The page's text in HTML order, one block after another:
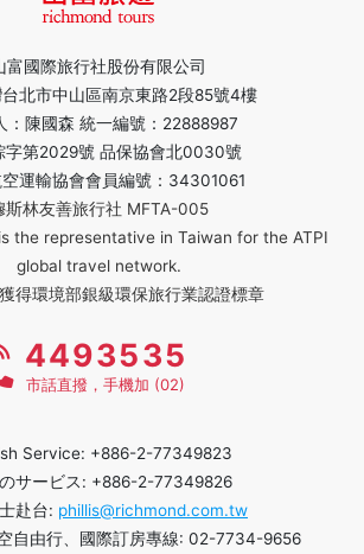
富國際旅行社股份有限公司
北市中山區南京東路2段85號4樓
：陳國森 統一編號：22888987
字第2029號 品保協會北0030號
空運輸協會會員編號：34301061
斯林友善旅行社 MFTA-005
the representative in Taiwan for the ATPI
global travel network.
得環境部銀級環保旅行業認證標章
4493535
市話直撥，手機加 (02)
Service: +886-2-77349823
サービス: +886-2-77349826
赴台: phillis@richmond.com.tw
自由行、國際訂房專線: 02-7734-9656